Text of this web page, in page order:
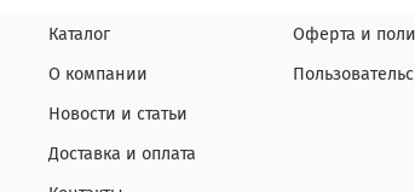
Каталог
О компании
Новости и статьи
Доставка и оплата
Оферта и